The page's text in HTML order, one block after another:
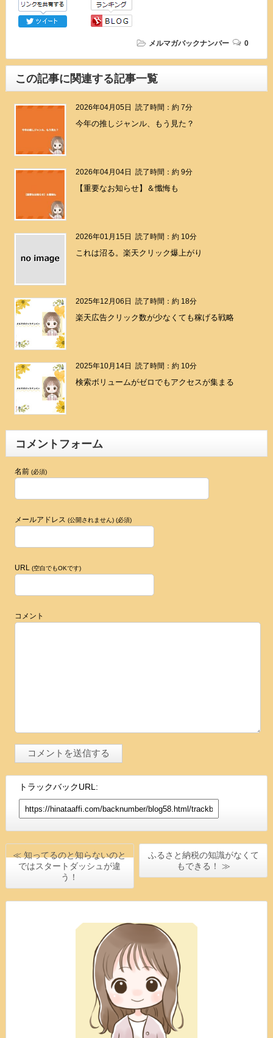
メルマガバックナンバー 0
この記事に関連する記事一覧
2026年04月05日 読了時間：約 7分
今年の推しジャンル、もう見た？
2026年04月04日 読了時間：約 9分
【重要なお知らせ】＆懺悔も
2026年01月15日 読了時間：約 10分
これは沼る。楽天クリック爆上がり
2025年12月06日 読了時間：約 18分
楽天広告クリック数が少なくても稼げる戦略
2025年10月14日 読了時間：約 10分
検索ボリュームがゼロでもアクセスが集まる
コメントフォーム
名前 (必須)
メールアドレス (公開されません) (必須)
URL (空白でもOKです)
コメント
トラックバックURL:
≪ 知ってるのと知らないのと
ではスタートダッシュが違
う！
ふるさと納税の知識がなくて
もできる！ ≫